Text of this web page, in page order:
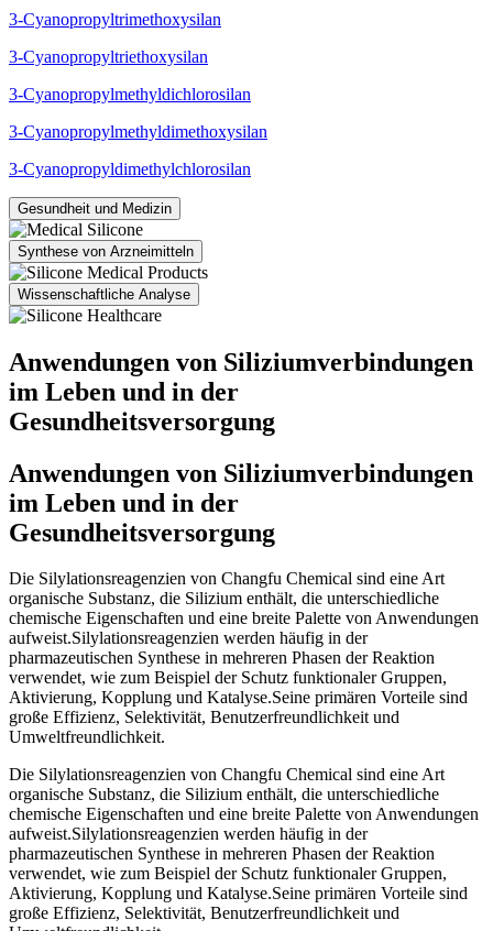
3-Cyanopropyltrimethoxysilan
3-Cyanopropyltriethoxysilan
3-Cyanopropylmethyldichlorosilan
3-Cyanopropylmethyldimethoxysilan
3-Cyanopropyldimethylchlorosilan
Gesundheit und Medizin
Synthese von Arzneimitteln
Wissenschaftliche Analyse
Anwendungen von Siliziumverbindungen
im Leben und in der
Gesundheitsversorgung
Anwendungen von Siliziumverbindungen
im Leben und in der
Gesundheitsversorgung
Die Silylationsreagenzien von Changfu Chemical sind eine Art
organische Substanz, die Silizium enthält, die unterschiedliche
chemische Eigenschaften und eine breite Palette von Anwendungen
aufweist.Silylationsreagenzien werden häufig in der
pharmazeutischen Synthese in mehreren Phasen der Reaktion
verwendet, wie zum Beispiel der Schutz funktionaler Gruppen,
Aktivierung, Kopplung und Katalyse.Seine primären Vorteile sind
große Effizienz, Selektivität, Benutzerfreundlichkeit und
Umweltfreundlichkeit.
Die Silylationsreagenzien von Changfu Chemical sind eine Art
organische Substanz, die Silizium enthält, die unterschiedliche
chemische Eigenschaften und eine breite Palette von Anwendungen
aufweist.Silylationsreagenzien werden häufig in der
pharmazeutischen Synthese in mehreren Phasen der Reaktion
verwendet, wie zum Beispiel der Schutz funktionaler Gruppen,
Aktivierung, Kopplung und Katalyse.Seine primären Vorteile sind
große Effizienz, Selektivität, Benutzerfreundlichkeit und